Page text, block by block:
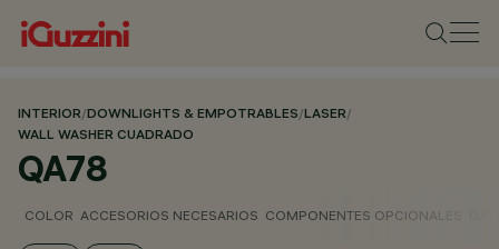
INTERIOR/DOWNLIGHTS & EMPOTRABLES/LASER/
WALL WASHER CUADRADO
QA78
COLOR ACCESORIOS NECESARIOS COMPONENTES OPCIONALES